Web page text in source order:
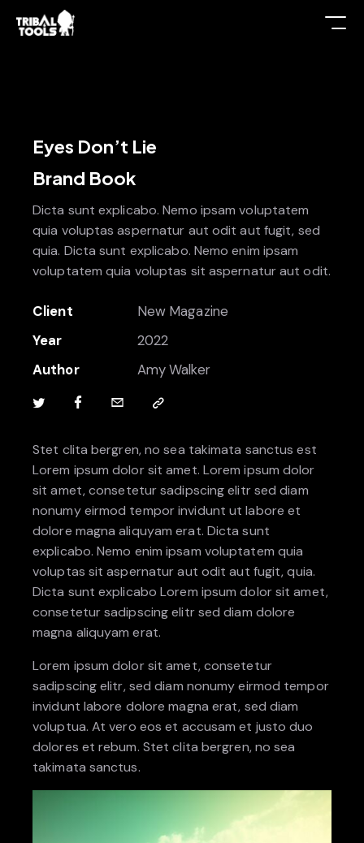
Eyes Don’t Lie
Stet clita bergren, no sea takimata sanctus est
Lorem ipsum dolor sit amet. Lorem ipsum dolor
sit amet, consetetur sadipscing elitr sed diam
nonumy eirmod tempor invidunt ut labore et
dolore magna aliquyam erat. Dicta sunt
explicabo. Nemo enim ipsam voluptatem quia
voluptas sit aspernatur aut odit aut fugit, quia.
Dicta sunt explicabo Lorem ipsum dolor sit amet,
consetetur sadipscing elitr sed diam dolore
magna aliquyam erat.
Lorem ipsum dolor sit amet, consetetur
sadipscing elitr, sed diam nonumy eirmod tempor
invidunt labore dolore magna erat, sed diam
voluptua. At vero eos et accusam et justo duo
dolores et rebum. Stet clita bergren, no sea
takimata sanctus.
Brand Book
Dicta sunt explicabo. Nemo ipsam voluptatem
quia voluptas aspernatur aut odit aut fugit, sed
quia. Dicta sunt explicabo. Nemo enim ipsam
voluptatem quia voluptas sit aspernatur aut odit.
Client
New Magazine
Year
2022
Author
Amy Walker